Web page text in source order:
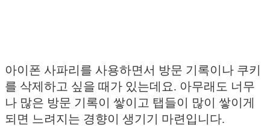
아이폰 사파리를 사용하면서 방문 기록이나 쿠키
를 삭제하고 싶을 때가 있는데요. 아무래도 너무
나 많은 방문 기록이 쌓이고 탭들이 많이 쌓이게
되면 느려지는 경향이 생기기 마련입니다.